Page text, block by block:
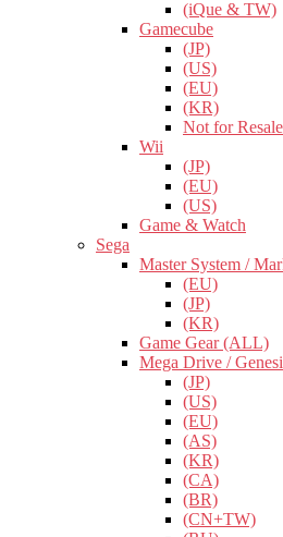
(iQue & TW)
Gamecube
(JP)
(US)
(EU)
(KR)
Not for
Wii
(JP)
(EU)
(US)
Game & Watch
Sega
Master System /
(EU)
(JP)
(KR)
Game Gear (ALL)
Mega Drive /
(JP)
(US)
(EU)
(AS)
(KR)
(CA)
(BR)
(CN+TW)